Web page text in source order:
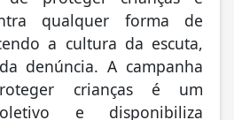
com a mobilização
Faça Bonito, que
sociedade a assumir a
de proteger crianças e